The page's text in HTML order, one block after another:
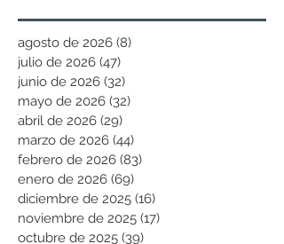
agosto de 2026 (8)
julio de 2026 (47)
junio de 2026 (32)
mayo de 2026 (32)
abril de 2026 (29)
marzo de 2026 (44)
febrero de 2026 (83)
enero de 2026 (69)
diciembre de 2025 (16)
noviembre de 2025 (17)
octubre de 2025 (39)